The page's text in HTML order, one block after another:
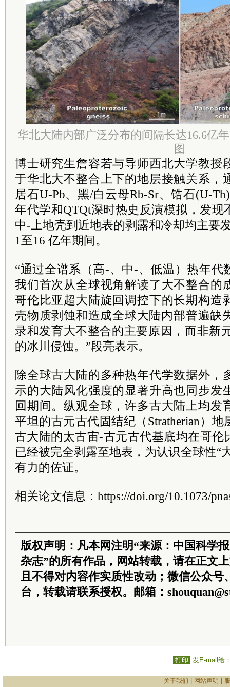
华北大陆内部广泛分布的间隔长达16.6亿
图
博士研究生詹容若与导师西北大学教授
于华北大不整合上下的地层接触关系，
居石U-Pb、黑/白云母Rb-Sr、锆石(U-
年代学和QTQt深时热史反演模拟，发现
中-上地壳到近地表的剥露和冷却均主要
1至16 亿年期间。
“通过全谱系（高-、中-、低温）热年代
我们首次从全球视角解读了大不整合的
哥伦比亚超大陆旋回调控下的长期构造
壳物质剥蚀和造成全球大陆内部普遍缺
录和发育大不整合的主要原因，而非新
的冰川侵蚀。”段亮表示。
除全球古大陆的多种热年代学数据外，
示的大陆风化强度的显著升高也同步发
回期间。纵观全球，许多古大陆上均发
平坦的古元古代固结纪（Stratherian）
古大陆的太古宙-古元古代基底均在哥伦
已经被完全剥露至地表，为认识全球性“
有力的佐证。
相关论文信息：https://doi.org/10.1073/
版权声明：凡本网注明“来源：中国科学
杂志”的所有作品，网站转载，请在正文
且不得对内容作实质性改动；微信公众号
台，转载请联系授权。邮箱：
打印 发E-mail给
关于我们 网站声明